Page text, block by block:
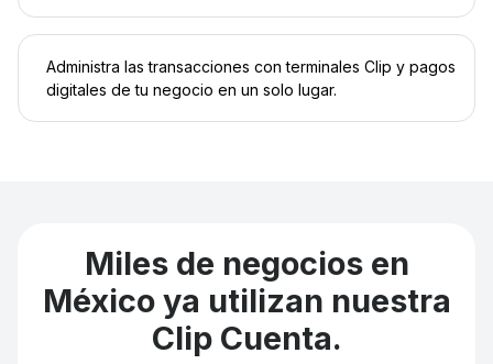
Administra las transacciones con terminales Clip y pagos
digitales de tu negocio en un solo lugar.
Miles de negocios en
México ya utilizan nuestra
Clip Cuenta.